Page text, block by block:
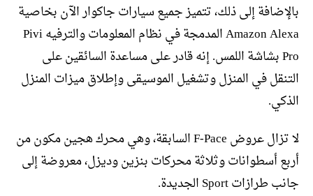
بالإضافة إلى ذلك، تتميز جميع سيارات جاكوار الآن بخاصية
Amazon Alexa المدمجة في نظام المعلومات والترفيه Pivi
Pro بشاشة اللمس. إنه قادر على مساعدة السائقين على
التنقل في المنزل وتشغيل الموسيقى وإطلاق ميزات المنزل
الذكي.
لا تزال عروض F-Pace السابقة، وهي محرك هجين مكون من
أربع أسطوانات وثلاثة محركات بنزين وديزل، معروضة إلى
جانب طرازات Sport الجديدة.